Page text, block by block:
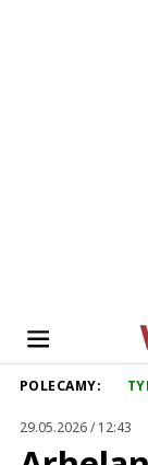
POLECAMY:
29.05.2026 / 12:43